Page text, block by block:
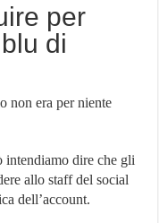
per
di
non era per niente
intendiamo dire che gli
allo staff del social
dell’account.